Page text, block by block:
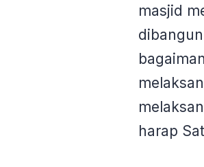
masjid
harap